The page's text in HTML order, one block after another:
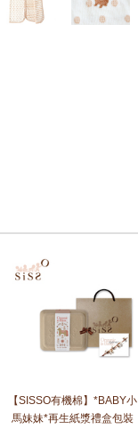
【SISSO有機棉】*BABY小
馬妹妹*再生紙漿禮盒包裝